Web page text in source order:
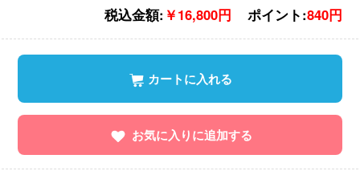
税込金額: ￥16,800円 ポイント:840円
カートに入れる
お気に入りに追加する